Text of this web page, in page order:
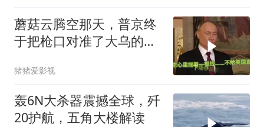
蘑菇云腾空那天，普京终
于把枪口对准了大乌的军
猪猪爱影视
轰6N大杀器震撼全球，歼
20护航，五角大楼解读